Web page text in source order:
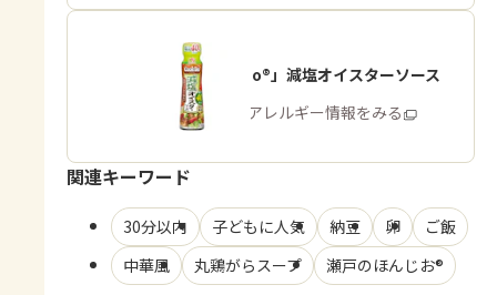
「Cook Do®」減塩オイスターソース
商品・アレルギー情報をみる
関連キーワード
30分以内 子どもに人気 納豆 卵
ご飯
中華風
丸鶏がらスープ 瀬戸のほんじお®